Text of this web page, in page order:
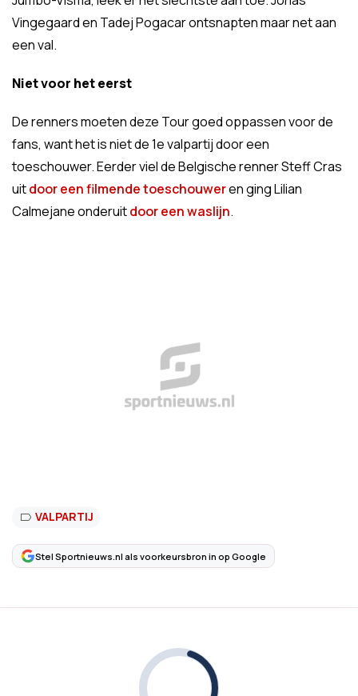
Vingegaard en Tadej Pogacar ontsnapten maar net aan
een val.
Niet voor het eerst
De renners moeten deze Tour goed oppassen voor de
fans, want het is niet de 1e valpartij door een
toeschouwer. Eerder viel de Belgische renner Steff Cras
uitdoor een filmende toeschouweren ging Lilian
Calmejane onderuitdoor een waslijn.
VALPARTIJ
Stel Sportnieuws.nl als voorkeursbron in op Google